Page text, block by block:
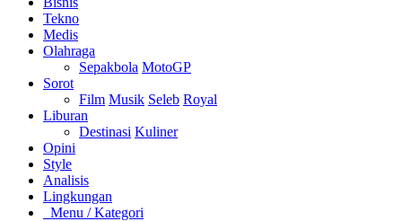
Tekno
Medis
Olahraga
Sepakbola MotoGP
Sorot
Film Musik Seleb Royal
Liburan
Destinasi Kuliner
Opini
Style
Analisis
Lingkungan
Menu / Kategori